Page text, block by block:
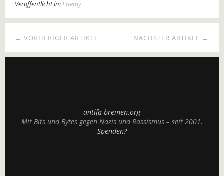
Veröffentlicht in:Enemy
NÄCHSTER ARTIKEL →
← VORHERIGER ARTIKEL
antifa-bremen.org
Mit Bits und Bytes gegen Nazis und Rassismus – seit 2001.
Spenden?